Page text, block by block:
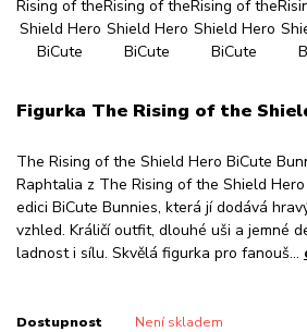
Figurka The Rising of the
The Rising of the Shield Hero BiCute
Raphtalia z The Rising of the Shield
edici BiCute Bunnies, která jí dodává
vzhled. Králičí outfit, dlouhé uši a jemné
ladnost i sílu. Skvělá figurka pro fanouš...
Dostupnost Není skladem